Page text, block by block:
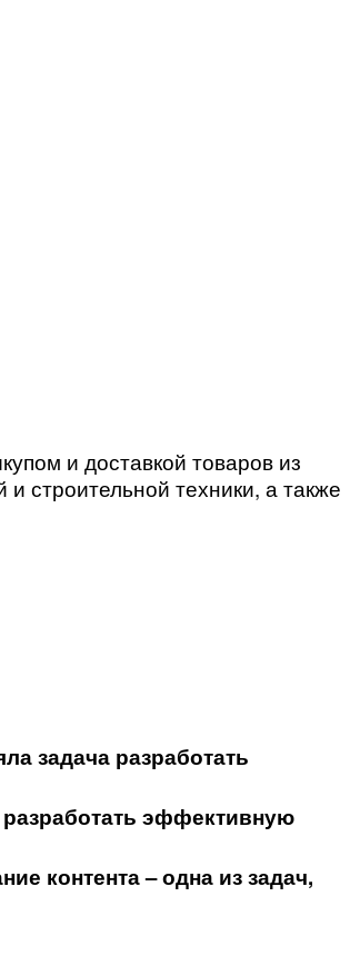
и доставкой товаров из
строительной техники, а также
задача разработать
эффективную
контента – одна из задач,